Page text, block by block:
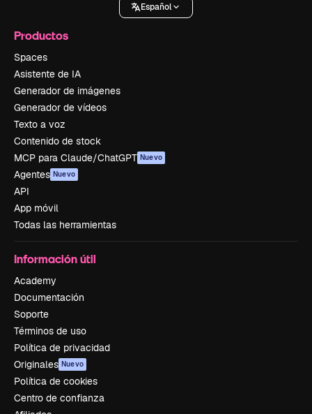
Español
Productos
Spaces
Asistente de IA
Generador de imágenes
Generador de vídeos
Texto a voz
Contenido de stock
MCP para Claude/ChatGPT Nuevo
Agentes Nuevo
API
App móvil
Todas las herramientas
Información útil
Academy
Documentación
Soporte
Términos de uso
Política de privacidad
Originales Nuevo
Política de cookies
Centro de confianza